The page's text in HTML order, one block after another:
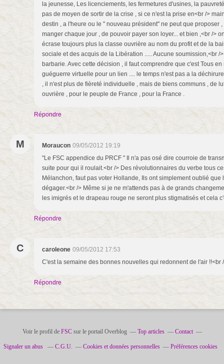
la jeunesse, Les licenciements, les fermetures d'usines, la
pas de moyen de sortir de la crise , si ce n'est la prise en<br />
destin , a l'heure ou le " nouveau président" ne peut que proposer
manger chaque jour , de pouvoir payer son loyer... et bien ,<br />
écrase toujours plus la classe ouvrière au nom du profit et de la
sociale et des acquis de la Libération ..... Aucune soumission,<br /
barbarie. Avec cette décision , il faut comprendre que c'est Tous
guéguerre virtuelle pour un lien .... le temps n'est pas a la
, il n'est plus de fièreté individuelle , mais de biens communs , de
ouvrière , pour le peuple de France , pour la France .
Répondre
M Moraucon 09/05/2012 19:19
"Le FSC appendice du PRCF " Il n'a pas osé dire courroie de
suite pour qui il roulait.<br /> Des révolutionnaires du verbe tous
Mélanchon, faut pas voter Hollande, Ils ont simplement oublié que
dégager.<br /> Même si je ne m'attends pas à de grands
les imigrés et le drapeau rouge ne seront plus stigmatisés et cela
Répondre
C caroleone 09/05/2012 17:53
C'est la semaine des bonnes nouvelles qui redonnent de l'air !!<br
Répondre
Voir le profil de FSCsur le portail Overblog Top articles Contact
Signaler un abus C.G.U. Cookies et données personnelles Préférences cookies